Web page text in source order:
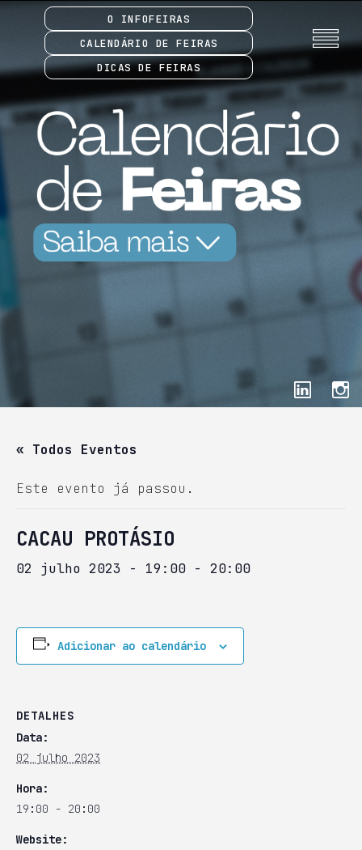
O INFOFEIRAS
CALENDÁRIO DE FEIRAS
DICAS DE FEIRAS
« Todos Eventos
Este evento já passou.
CACAU PROTÁSIO
02 julho 2023 - 19:00 - 20:00
Adicionar ao calendário
DETALHES
Data:
02 julho 2023
Hora:
19:00 - 20:00
Website: